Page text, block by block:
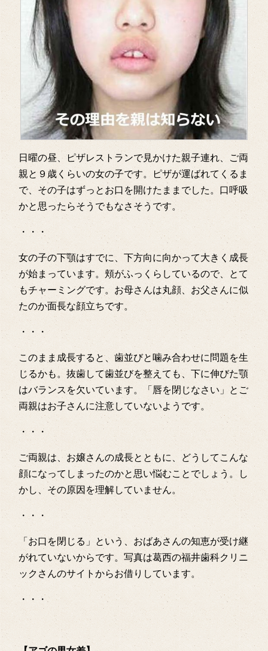
日曜の昼、ピザレストランで見かけた親子連れ、ご両
親と９歳くらいの女の子です。ピザが運ばれてくるま
で、その子はずっとお口を開けたままでした。口呼吸
かと思ったらそうでもなさそうです。
・・・
女の子の下顎はすでに、下方向に向かって大きく成長
が始まっています。頬がふっくらしているので、とて
もチャーミングです。お母さんは丸顔、お父さんに似
たのか面長な顔立ちです。
・・・
このまま成長すると、歯並びと噛み合わせに問題を生
じるかも。抜歯して歯並びを整えても、下に伸びた顎
はバランスを欠いています。「唇を閉じなさい」とご
両親はお子さんに注意していないようです。
・・・
ご両親は、お嬢さんの成長とともに、どうしてこんな
顔になってしまったのかと思い悩むことでしょう。し
かし、その原因を理解していません。
・・・
「お口を閉じる」という、おばあさんの知恵が受け継
がれていないからです。写真は葛西の福井歯科クリニ
ックさんのサイトからお借りしています。
・・・